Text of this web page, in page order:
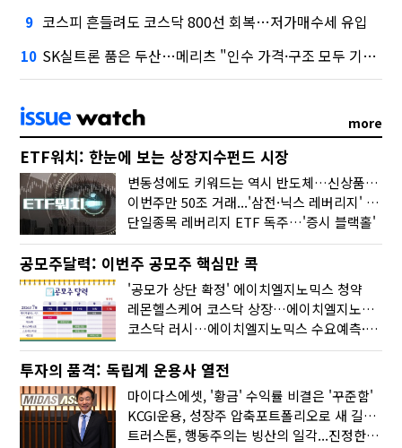
9 코스피 흔들려도 코스닥 800선 회복…저가매수세 유입
10 SK실트론 품은 두산…메리츠 "인수 가격·구조 모두 기대 이상"
more
ETF워치: 한눈에 보는 상장지수펀드 시장
변동성에도 키워드는 역시 반도체…신상품은 우주·방산
이번주만 50조 거래...'삼전·닉스 레버리지' 수익률은 -30%
단일종목 레버리지 ETF 독주…'증시 블랙홀'
공모주달력: 이번주 공모주 핵심만 콕
'공모가 상단 확정' 에이치엘지노믹스 청약
레몬헬스케어 코스닥 상장…에이치엘지노믹스 수요예측
코스닥 러시…에이치엘지노믹스 수요예측·레메디 청약
투자의 품격: 독립계 운용사 열전
마이다스에셋, '황금' 수익률 비결은 '꾸준함'
KCGI운용, 성장주 압축포트폴리오로 새 길을 그리다
트러스톤, 행동주의는 빙산의 일각...진정한 힘은 '주식형 강자'